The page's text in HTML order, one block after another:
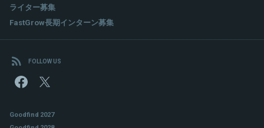
ライター募集
FastGrow長期インターン募集
FOLLOW US
Goodfind 2027